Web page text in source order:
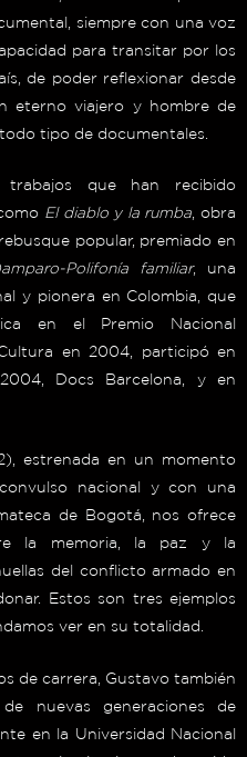
siempre con una voz
para transitar por los
de poder reflexionar desde
eterno viajero y hombre de
tipo de documentales.
que han recibido
El diablo y la rumba, obra
popular, premiado en
Polifonía familiar, una
y pionera en Colombia, que
en el Premio Nacional
en 2004, participó en
Docs Barcelona, y en
estrenada en un momento
nacional y con una
de Bogotá, nos ofrece
la memoria, la paz y la
del conflicto armado en
Estos son tres ejemplos
ver en su totalidad.
de carrera, Gustavo también
nuevas generaciones de
en la Universidad Nacional